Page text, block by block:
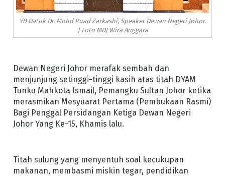
YB Datuk Dr. Mohd Puad Zarkashi, Speaker Dewan Negeri Johor.
| Foto MDJ Wira Anggara
Dewan Negeri Johor merafak sembah dan
menjunjung setinggi-tinggi kasih atas titah DYAM
Tunku Mahkota Ismail, Pemangku Sultan Johor ketika
merasmikan Mesyuarat Pertama (Pembukaan Rasmi)
Bagi Penggal Persidangan Ketiga Dewan Negeri
Johor Yang Ke-15, Khamis lalu.
Titah sulung yang menyentuh soal kecukupan
makanan, membasmi miskin tegar, pendidikan